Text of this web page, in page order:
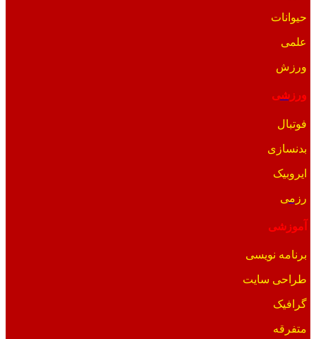
حیوانات
علمی
ورزش
ورزشی
فوتبال
بدنسازی
ایروبیک
رزمی
آموزشی
برنامه نویسی
طراحی سایت
گرافیک
متفرقه